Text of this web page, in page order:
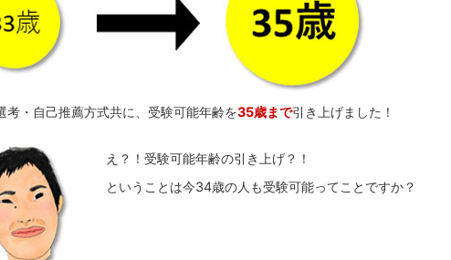
考・自己推薦方式共に、受験可能年齢を35歳まで引き上げました！
え？！受験可能年齢の引き上げ？！
ということは今34歳の人も受験可能ってことですか？